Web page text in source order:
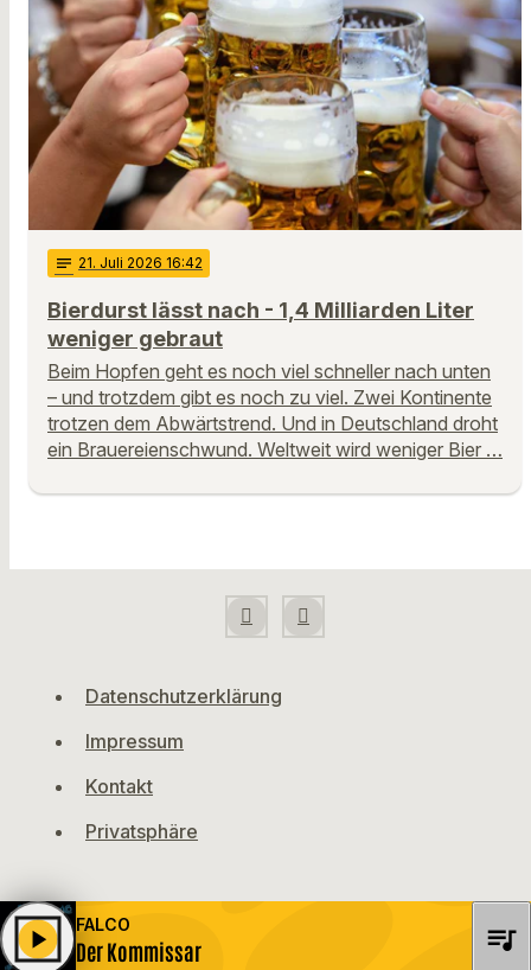
notes 21. Juli 2026 16:42
Bierdurst lässt nach - 1,4 Milliarden Liter
weniger gebraut
Beim Hopfen geht es noch viel schneller nach unten
– und trotzdem gibt es noch zu viel. Zwei Kontinente
trotzen dem Abwärtstrend. Und in Deutschland droht
ein Brauereienschwund. Weltweit wird weniger Bier …
Datenschutzerklärung
Impressum
Kontakt
Privatsphäre
FALCO
Der Kommissar
play_arrow queue_music